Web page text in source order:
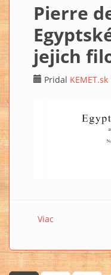
Pierre
jejich
Pridal KEMET.sk
Viac